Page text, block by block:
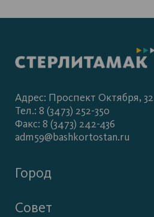
Адрес: Проспект Октября, 32
Тел.: 8 (3473) 252-350
Факс: 8 (3473) 242-436
adm59@bashkortostan.ru
Город
Совет